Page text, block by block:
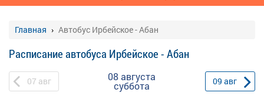
Главная Автобус Ирбейское - Абан
Расписание автобуса Ирбейское - Абан
07 авг 08 августа
суббота 09 авг